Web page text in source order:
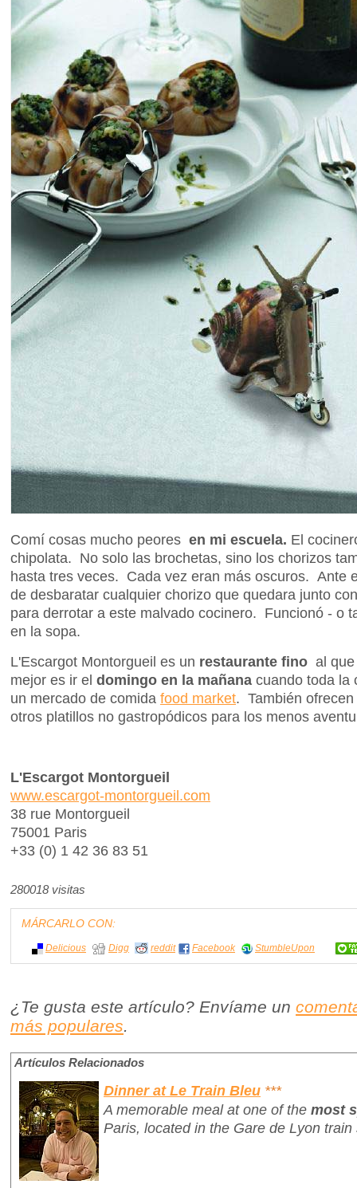
Comí cosas mucho peores en mi escuela. El
chipolata. No solo las brochetas, sino los chorizos
hasta tres veces. Cada vez eran más oscuros. Ante
de desbaratar cualquier chorizo que quedara junto
para derrotar a este malvado cocinero. Funcionó - o
en la sopa.
L'Escargot Montorgueil es un restaurante fino al
mejor es ir el domingo en la mañana cuando toda la
un mercado de comida food market. También
otros platillos no gastropódicos para los menos
L'Escargot Montorgueil
www.escargot-montorgueil.com
38 rue Montorgueil
75001 Paris
+33 (0) 1 42 36 83 51
280018 visitas
MÁRCARLO CON:
Delicious Digg reddit Facebook StumbleUpon
¿Te gusta este artículo? Envíame un
más populares.
Artículos Relacionados
Dinner at Le Train Bleu ***
A memorable meal at one of the most
Paris, located in the Gare de Lyon train